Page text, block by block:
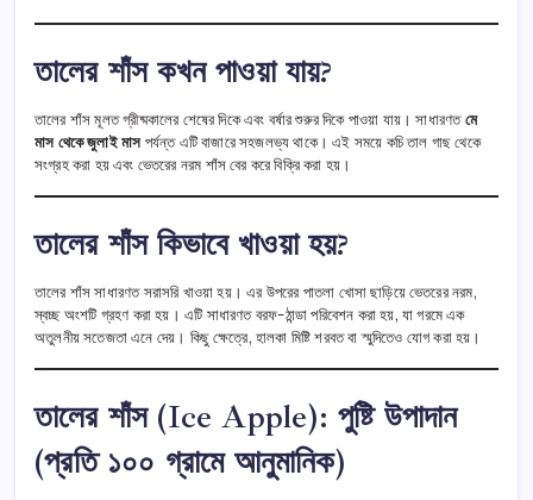
তালের শাঁস কখন পাওয়া যায়?
তালের শাঁস মূলত গ্রীষ্মকালের শেষের দিকে এবং বর্ষার শুরুর দিকে পাওয়া যায়। সাধারণতমে
মাস থেকে জুলাই মাসপর্যন্ত এটি বাজারে সহজলভ্য থাকে। এই সময়ে কচি তাল গাছ থেকে
সংগ্রহ করা হয় এবং ভেতরের নরম শাঁস বের করে বিক্রি করা হয়।
তালের শাঁস কিভাবে খাওয়া হয়?
তালের শাঁস সাধারণত সরাসরি খাওয়া হয়। এর উপরের পাতলা খোসা ছাড়িয়ে ভেতরের নরম,
স্বচ্ছ অংশটি গ্রহণ করা হয়। এটি সাধারণত বরফ-ঠান্ডা পরিবেশন করা হয়, যা গরমে এক
অতুলনীয় সতেজতা এনে দেয়। কিছু ক্ষেত্রে, হালকা মিষ্টি শরবত বা স্মুদিতেও যোগ করা হয়।
তালের শাঁস (Ice Apple): পুষ্টি উপাদান
(প্রতি ১০০ গ্রামে আনুমানিক)